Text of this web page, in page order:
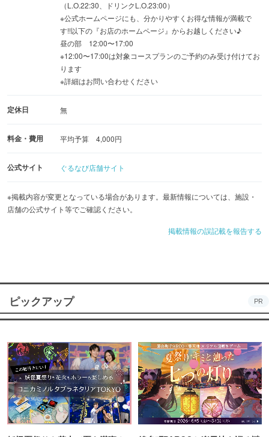
（L.O.22:30、ドリンクL.O.23:00）
※公式ホームページにも、分かりやすくお得な情報が満載で
す!!以下の『お店のホームページ』からお越しください♪
昼の部 12:00〜17:00
※12:00〜17:00は対象コースプランのご予約のみ受け付けてお
ります
※詳細はお問い合わせください
定休日 無
料金・費用 平均予算 4,000円
公式サイト ぐるなび店舗サイト
※掲載内容が変更となっている場合があります。最新情報については、施設・
店舗の公式サイト等でご確認ください。
掲載情報の誤記載を報告する
ピックアップ PR